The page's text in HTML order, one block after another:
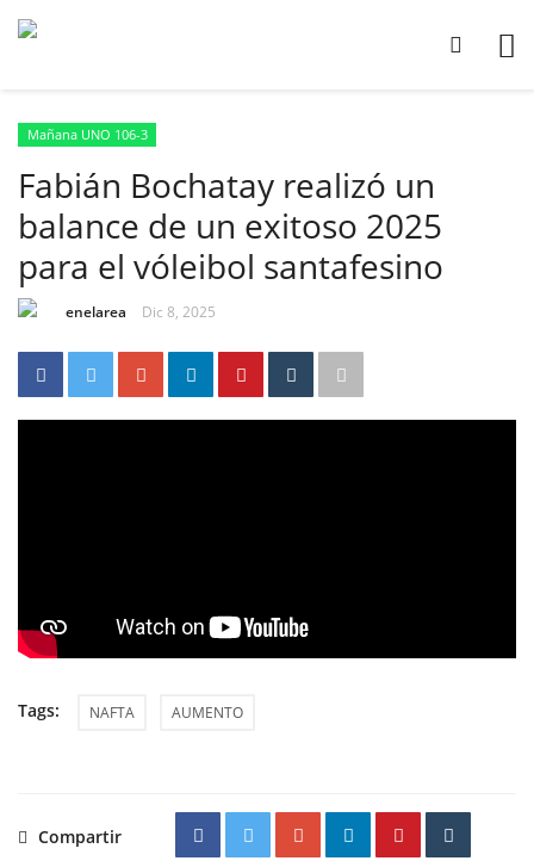
Mañana UNO 106-3
Fabián Bochatay realizó un
balance de un exitoso 2025
para el vóleibol santafesino
enelarea Dic 8, 2025
Tags: NAFTA AUMENTO
Compartir